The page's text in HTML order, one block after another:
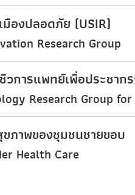
องปลอดภัย (USIR)
Research Group
การแพทย์เพื่อประชาก
Research Group
ภาพของชุมชนชายขอบ
Health Care